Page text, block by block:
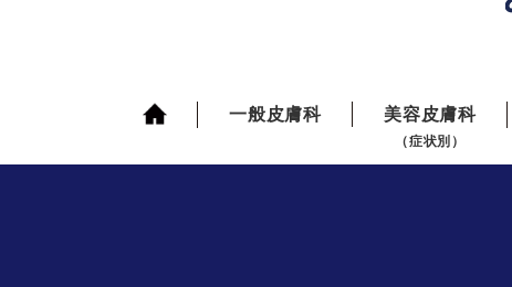
一般皮膚科 美容皮膚科
（症状別）